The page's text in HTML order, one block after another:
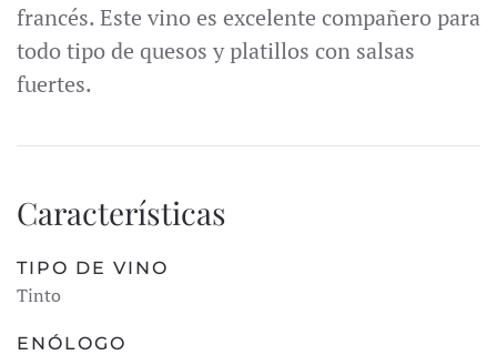
francés. Este vino es excelente compañero para
todo tipo de quesos y platillos con salsas
fuertes.
Características
TIPO DE VINO
Tinto
ENÓLOGO